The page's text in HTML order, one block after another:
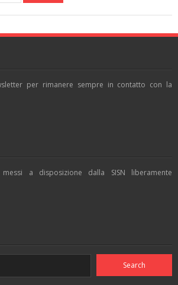
per rimanere sempre in contatto con la
a disposizione dalla SISN liberamente